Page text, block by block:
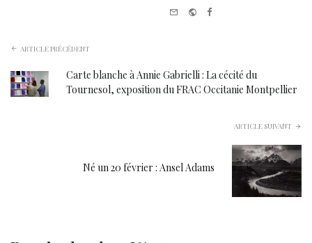
Website
Facebook
ARTICLE PRÉCÉDENT
Carte blanche à Annie Gabrielli : La cécité du
Tournesol, exposition du FRAC Occitanie Montpellier
ARTICLE SUIVANT
Né un 20 février : Ansel Adams